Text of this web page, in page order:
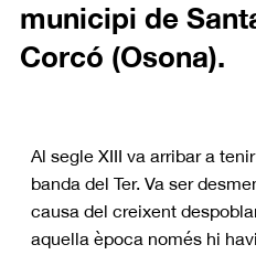
municipi de
Corcó (Osona).
Al segle XIII va arribar a
banda del Ter. Va ser
causa del creixent
aquella època només hi